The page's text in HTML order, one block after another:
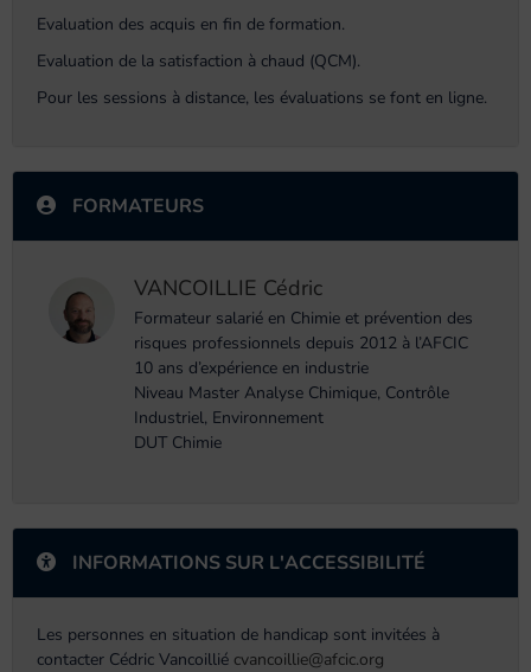
Evaluation des acquis en fin de formation.
Evaluation de la satisfaction à chaud (QCM).
Pour les sessions à distance, les évaluations se font en ligne.
FORMATEURS
VANCOILLIE Cédric
Formateur salarié en Chimie et prévention des
risques professionnels depuis 2012 à l’AFCIC
10 ans d’expérience en industrie
Niveau Master Analyse Chimique, Contrôle
Industriel, Environnement
DUT Chimie
INFORMATIONS SUR L'ACCESSIBILITÉ
Les personnes en situation de handicap sont invitées à
contacter Cédric Vancoillié cvancoillie@afcic.org